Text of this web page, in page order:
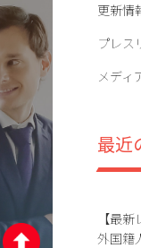
更新情
プレス
メディ
最近
【最
外国籍